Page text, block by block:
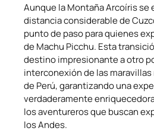
Aunque la Montaña Arcoíris se
distancia considerable de
punto de paso para quienes
de Machu Picchu. Esta
destino impresionante a otro
interconexión de las
de Perú, garantizando una
verdaderamente
los aventureros que buscan
los Andes.